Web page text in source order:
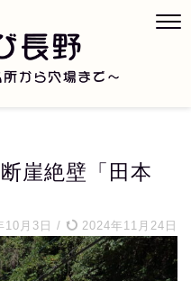
崖絶壁「田本
10月3日 / 2024年11月24日